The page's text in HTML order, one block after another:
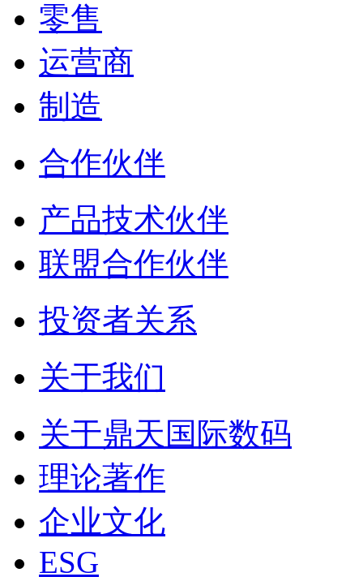
零售
运营商
制造
合作伙伴
产品技术伙伴
联盟合作伙伴
投资者关系
关于我们
关于鼎天国际数码
理论著作
企业文化
ESG